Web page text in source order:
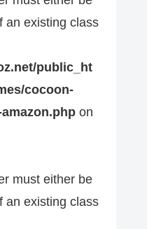
an existing class
public_ht
cocoon-
on
must either be
an existing class